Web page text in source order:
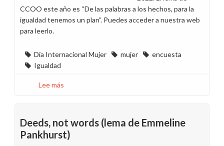
CCOO este año es “De las palabras a los hechos, para la
igualdad tenemos un plan”. Puedes acceder a nuestra web
para leerlo.
Día Internacional Mujer mujer
encuesta
Igualdad
Lee más
la
encuesta
sobre
Deeds, not words (lema de Emmeline
Pankhurst)